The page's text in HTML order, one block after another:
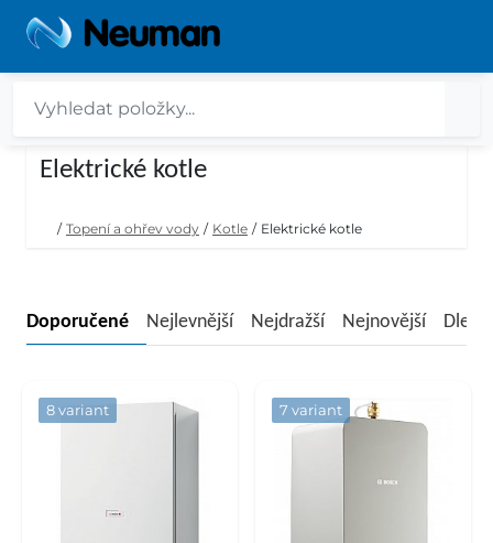
Elektrické kotle
/ Topení a ohřev vody / Kotle / Elektrické kotle
Doporučené Nejlevnější Nejdražší Nejnovější Dle
8 variant 7 variant